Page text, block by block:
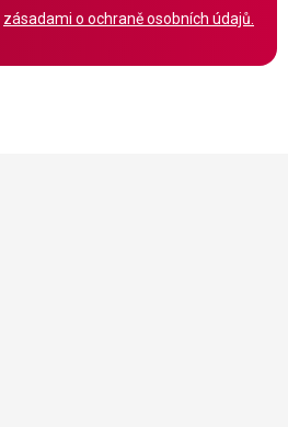
zásadami o ochraně osobních údajů.